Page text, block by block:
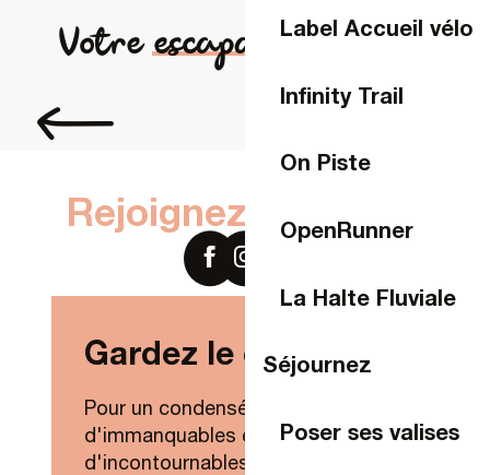
Label Accueil vélo
Infinity Trail
On Piste
OpenRunner
La Halte Fluviale
Séjournez
Poser ses valises
Votre escapade à Laval
Poser ses valises
Rejoignez-nous sur
Gardez le contact !
Pour un condensé de nouveautés,
d'immanquables et
d'incontournables de Laval Agglo,